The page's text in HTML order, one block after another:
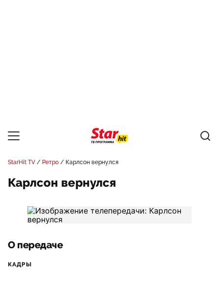
StarHit TV Ретро Карлсон вернулся
Карлсон вернулся
О передаче
КАДРЫ